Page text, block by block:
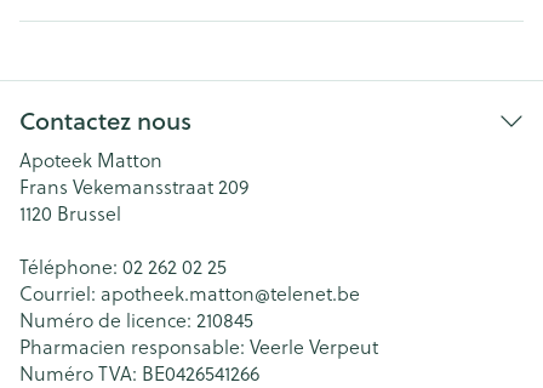
Contactez nous
Apoteek Matton
Frans Vekemansstraat 209
1120 Brussel
Téléphone: 02 262 02 25
Courriel: apotheek.matton@telenet.be
Numéro de licence: 210845
Pharmacien responsable: Veerle Verpeut
Numéro TVA: BE0426541266